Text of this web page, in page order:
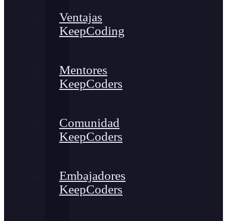
Ventajas
KeepCoding
Mentores
KeepCoders
Comunidad
KeepCoders
Embajadores
KeepCoders